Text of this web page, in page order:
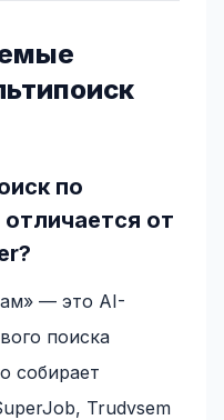
по
от
— это AI-
поиска
собирает
Trudvsem